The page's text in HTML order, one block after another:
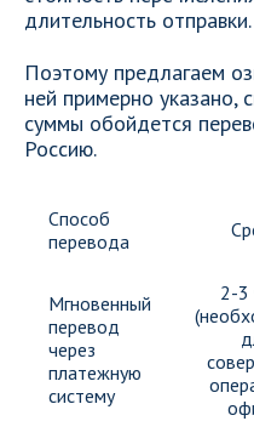
длительность отправки.
Поэтому предлагаем
ней примерно указано,
суммы обойдется
Россию.
Способ
перевода
Мгновенный
перевод
через
платежную
систему
2-3